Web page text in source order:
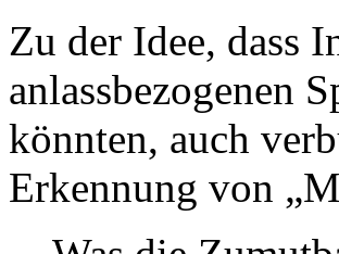
Zu der Idee, dass
anlassbezogenen
könnten, auch
Erkennung von